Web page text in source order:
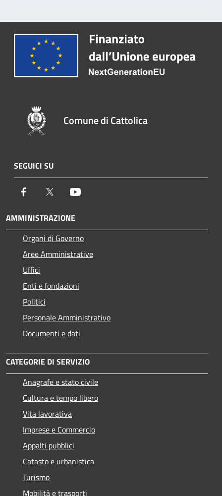
Comune di Cattolica
SEGUICI SU
Facebook Twitter
AMMINISTRAZIONE
Organi di Governo
Aree Amministrative
Uffici
Enti e fondazioni
Politici
Personale Amministrativo
Documenti e dati
CATEGORIE DI SERVIZIO
Anagrafe e stato civile
Cultura e tempo libero
Vita lavorativa
Imprese e Commercio
Appalti pubblici
Catasto e urbanistica
Turismo
Mobilità e trasporti